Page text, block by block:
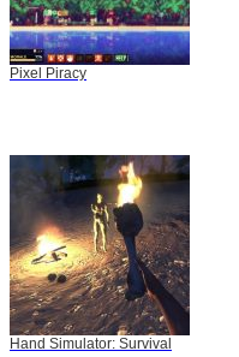
Pixel Piracy
Hand Simulator: Survival